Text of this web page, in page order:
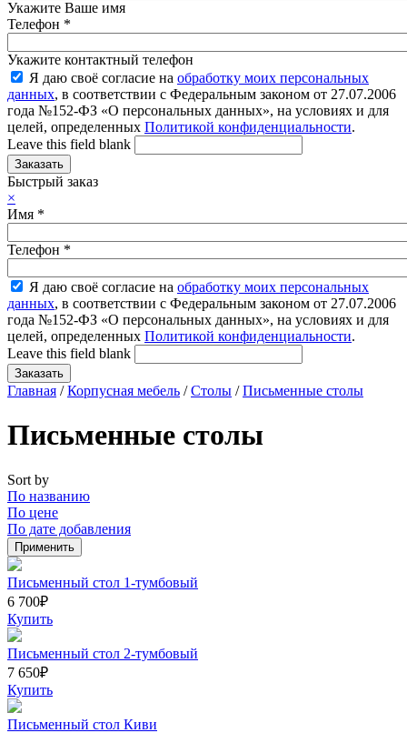
Укажите Ваше имя
Телефон *
Укажите контактный телефон
Я даю своё согласие на обработку моих персональных
данных, в соответствии с Федеральным законом от 27.07.2006
года №152-ФЗ «О персональных данных», на условиях и для
целей, определенных Политикой конфиденциальности.
Leave this field blank
Быстрый заказ
×
Имя *
Телефон *
Я даю своё согласие на обработку моих персональных
данных, в соответствии с Федеральным законом от 27.07.2006
года №152-ФЗ «О персональных данных», на условиях и для
целей, определенных Политикой конфиденциальности.
Leave this field blank
Главная /Корпусная мебель /Столы /Письменные столы
Письменные столы
Sort by
По названию
По цене
По дате добавления
Письменный стол 1-тумбовый
6 700₽
Купить
Письменный стол 2-тумбовый
7 650₽
Купить
Письменный стол Киви